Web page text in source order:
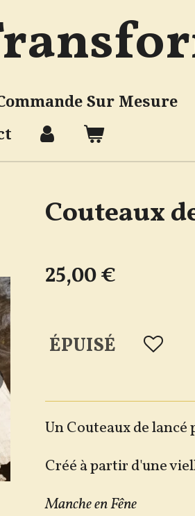
Sur Mesure
Couteaux
25,00 €
ÉPUISÉ
Un Couteaux de lancé
Créé à partir d'une
Manche en Fêne